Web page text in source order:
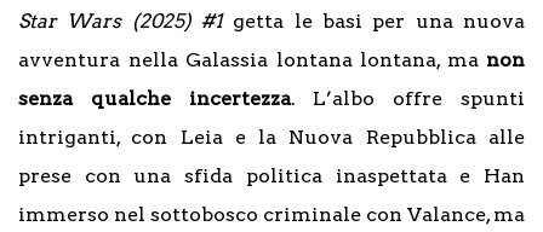
Star Wars (2025) #1getta le basi per una nuova
avventura nella Galassia lontana lontana, ma non
senza qualche incertezza. L’albo offre spunti
intriganti, con Leia e la Nuova Repubblica alle
prese con una sfida politica inaspettata e Han
immerso nel sottobosco criminale con Valance, ma